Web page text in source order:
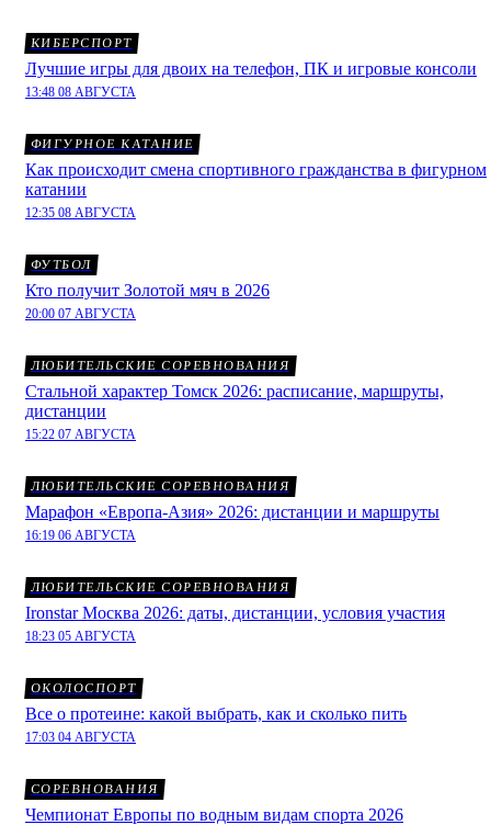
КИБЕРСПОРТ
Лучшие игры для двоих на телефон, ПК и игровые консоли
13:48 08 АВГУСТА
ФИГУРНОЕ КАТАНИЕ
Как происходит смена спортивного гражданства в фигурном
катании
12:35 08 АВГУСТА
ФУТБОЛ
Кто получит Золотой мяч в 2026
20:00 07 АВГУСТА
ЛЮБИТЕЛЬСКИЕ СОРЕВНОВАНИЯ
Стальной характер Томск 2026: расписание, маршруты,
дистанции
15:22 07 АВГУСТА
ЛЮБИТЕЛЬСКИЕ СОРЕВНОВАНИЯ
Марафон «Европа-Азия» 2026: дистанции и маршруты
16:19 06 АВГУСТА
ЛЮБИТЕЛЬСКИЕ СОРЕВНОВАНИЯ
Ironstar Москва 2026: даты, дистанции, условия участия
18:23 05 АВГУСТА
ОКОЛОСПОРТ
Все о протеине: какой выбрать, как и сколько пить
17:03 04 АВГУСТА
СОРЕВНОВАНИЯ
Чемпионат Европы по водным видам спорта 2026